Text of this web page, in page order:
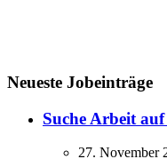
Neueste Jobeinträge
Suche Arbeit
27. November